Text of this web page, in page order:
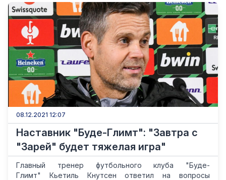
08.12.2021 12:07
Наставник "Буде-Глимт": "Завтра с
"Зарей" будет тяжелая игра"
Главный тренер футбольного клуба "Буде-
Глимт" Кьетиль Кнутсен ответил на вопросы